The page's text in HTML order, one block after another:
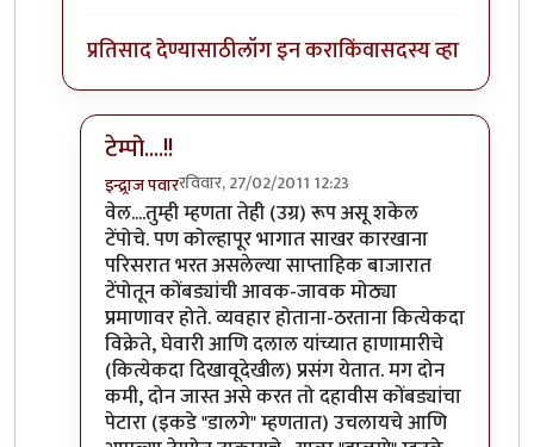
प्रतिसाद देण्यासाठीलॉग इन कराकिंवासदस्य व्हा
टेम्पो....!!
इन्द्र्राज पवाररविवार, 27/02/2011 12:23
In reply toतुम्ही म्हणता त्याप्रमाणेbyपक्या
वेल....तुम्ही म्हणता तेही (उग्र) रूप असू शकेल
टेंपोचे. पण कोल्हापूर भागात साखर कारखाना
परिसरात भरत असलेल्या साप्ताहिक बाजारात
टेंपोतून कोंबड्यांची आवक-जावक मोठ्या
प्रमाणावर होते. व्यवहार होताना-ठरताना कित्येकदा
विक्रेते, घेवारी आणि दलाल यांच्यात हाणामारीचे
(कित्येकदा दिखावूदेखील) प्रसंग येतात. मग दोन
कमी, दोन जास्त असे करत तो दहावीस कोंबड्यांचा
पेटारा (इकडे "डालगे" म्हणतात) उचलायचे आणि